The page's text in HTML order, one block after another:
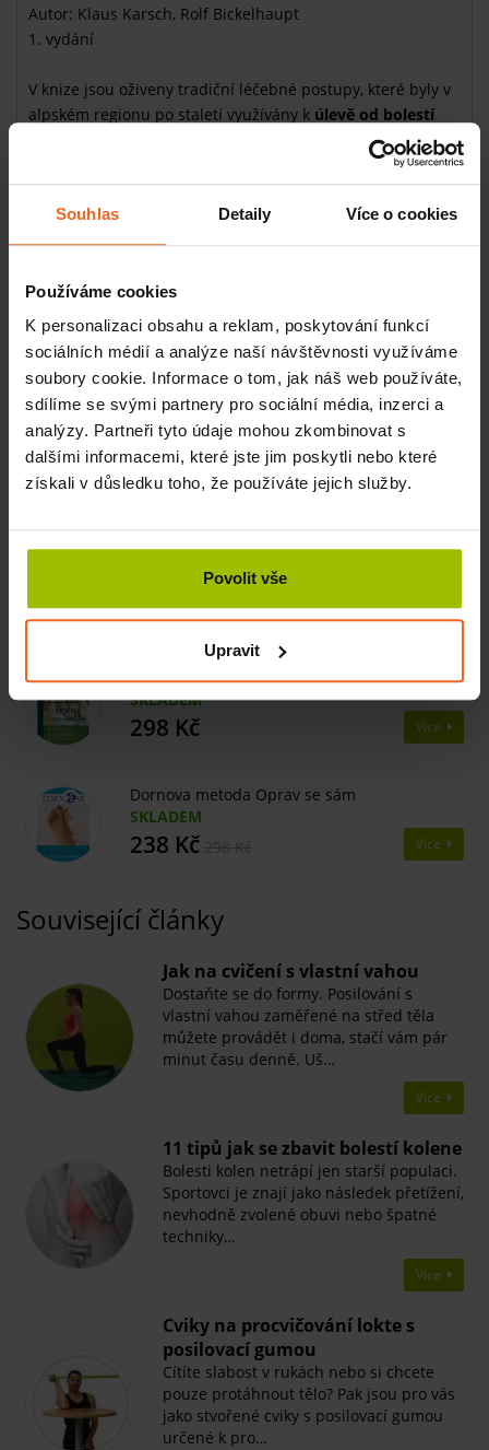
Souhlas Detaily Více o cookies
Používáme cookies
K personalizaci obsahu a reklam, poskytování funkcí
sociálních médií a analýze naší návštěvnosti využíváme
soubory cookie. Informace o tom, jak náš web používáte,
sdílíme se svými partnery pro sociální média, inzerci a
analýzy. Partneři tyto údaje mohou zkombinovat s
dalšími informacemi, které jste jim poskytli nebo které
získali v důsledku toho, že používáte jejich služby.
Povolit vše
Upravit
Autor: Klaus Karsch, Rolf Bickelhaupt
1. vydání
V knize jsou oživeny tradiční léčebné postupy, které byly v
alpském regionu po staletí využívány k úlevě od bolestí
, často způsobených napětím a zkrácením
. Německý venkovský lékař Klaus Karsch
znovu objevil tyto osvědčené metody a vytvořil
jednoduchou techniku manuální mobilizace kloubů, kterou
nazval Skribben, aby ji zpřístupnil širší veřejnosti.
Tato praktická příručka obsahuje detailní návody k použití
této metody. Skribben se vyznačuje jednoduchostí a
vysokou účinností – v krátké době může přinést výraznou
úlevu od bolesti a zlepšit pohyblivost. Kniha obsahuje
podrobné instrukce doplněné názornými fotografiemi,
které usnadňují porozumění jednotlivých kroků a postupů.
Související produkty
424 Kč Více
Zdravé nohy pro vaše dítě
SKLADEM
298 Kč Více
Dornova metoda Oprav se sám
SKLADEM
238 Kč Více
Související články
​Jak na cvičení s vlastní vahou
Dostaňte se do formy. Posilování s
vlastní vahou zaměřené na střed těla
můžete provádět i doma, stačí vám pár
minut času denně. Uš…
Více
11 tipů jak se zbavit bolestí kolene
Bolesti kolen netrápí jen starší populaci.
Sportovci je znají jako následek přetížení,
nevhodně zvolené obuvi nebo špatné
techniky…
Více
Cviky na procvičování lokte s
posilovací gumou
Cítíte slabost v rukách nebo si chcete
pouze protáhnout tělo? Pak jsou pro vás
jako stvořené cviky s posilovací gumou
určené k pro…